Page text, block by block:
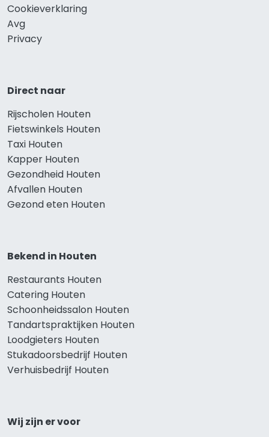
Cookieverklaring
Avg
Privacy
Direct naar
Rijscholen Houten
Fietswinkels Houten
Taxi Houten
Kapper Houten
Gezondheid Houten
Afvallen Houten
Gezond eten Houten
Bekend in Houten
Restaurants Houten
Catering Houten
Schoonheidssalon Houten
Tandartspraktijken Houten
Loodgieters Houten
Stukadoorsbedrijf Houten
Verhuisbedrijf Houten
Wij zijn er voor